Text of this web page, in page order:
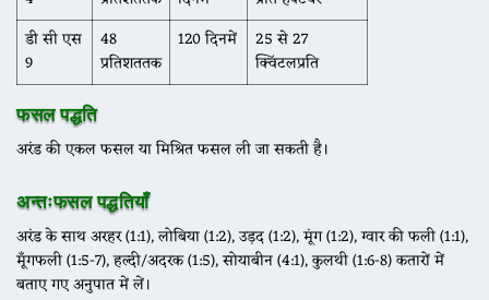
डी सी एस
9
48
प्रतिशततक
120 दिनमें
25 से 27
क्विंटलप्रति
फसल पद्धति
अरंड की एकल फसल या मिश्रित फसल ली जा सकती है।
अन्तःफसल पद्धतियाँ
अरंड के साथ अरहर (1:1), लोबिया (1:2), उड़द (1:2), मूंग (1:2), ग्वार की फली (1:1),
मूँगफली (1:5-7), हल्दी/अदरक (1:5), सोयाबीन (4:1), कुलथी (1:6-8) कतारों में
बताए गए अनुपात में लें।